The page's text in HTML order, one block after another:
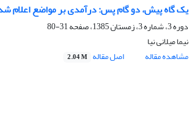
یک گاه پیش، دو گام پس: درآمدی بر مواضع اعلام
دوره 3، شماره 3، زمستان 1385، صفحه
31-80
نیما میلانی نیا
مشاهده مقاله
اصل مقاله 2.04 M